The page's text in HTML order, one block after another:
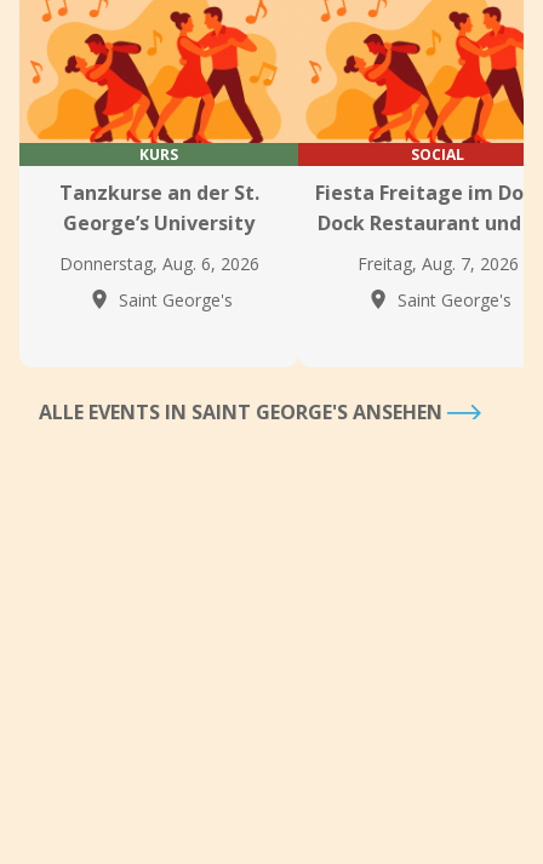
KURS
Tanzkurse an der St.
George’s University
Donnerstag, Aug. 6, 2026
Saint George's
SOCIAL
Fiesta Freitage im
Dock Restaurant und
Freitag, Aug. 7, 2026
Saint George's
ALLE EVENTS IN SAINT GEORGE'S ANSEHEN